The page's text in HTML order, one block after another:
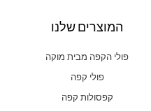
המוצרים שלנו
פולי הקפה מבית מוקה
פולי קפה
קפסולות קפה